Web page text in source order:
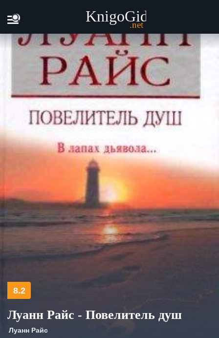
Главная Луанн Райс - Повелитель душ
8.2
Луанн Райс - Повелитель душ
Луанн Райс